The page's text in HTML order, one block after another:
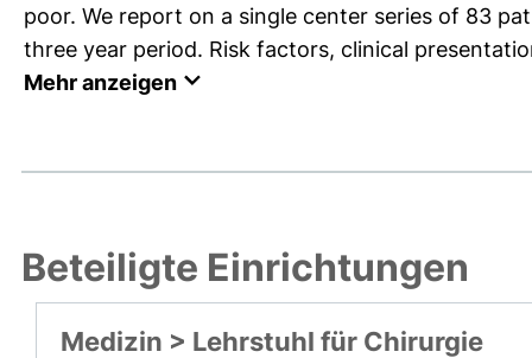
poor. We report on a single center series of 83
three year period. Risk factors, clinical
Mehr anzeigen
Beteiligte Einrichtungen
Medizin > Lehrstuhl für Chirurgie